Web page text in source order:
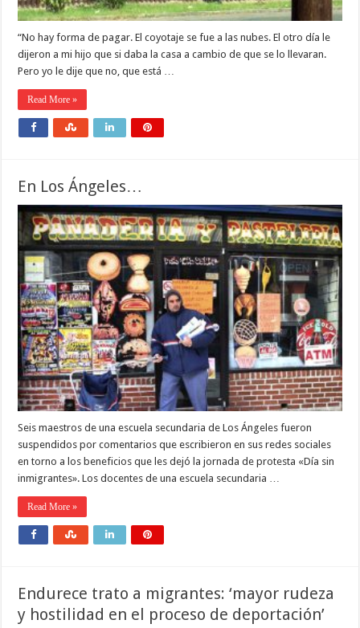
“No hay forma de pagar. El coyotaje se fue a las nubes. El otro día le
dijeron a mi hijo que si daba la casa a cambio de que se lo llevaran.
Pero yo le dije que no, que está …
Read More »
En Los Ángeles…
Seis maestros de una escuela secundaria de Los Ángeles fueron
suspendidos por comentarios que escribieron en sus redes sociales
en torno a los beneficios que les dejó la jornada de protesta «Día sin
inmigrantes». Los docentes de una escuela secundaria …
Read More »
Endurece trato a migrantes: ‘mayor rudeza
y hostilidad en el proceso de deportación’